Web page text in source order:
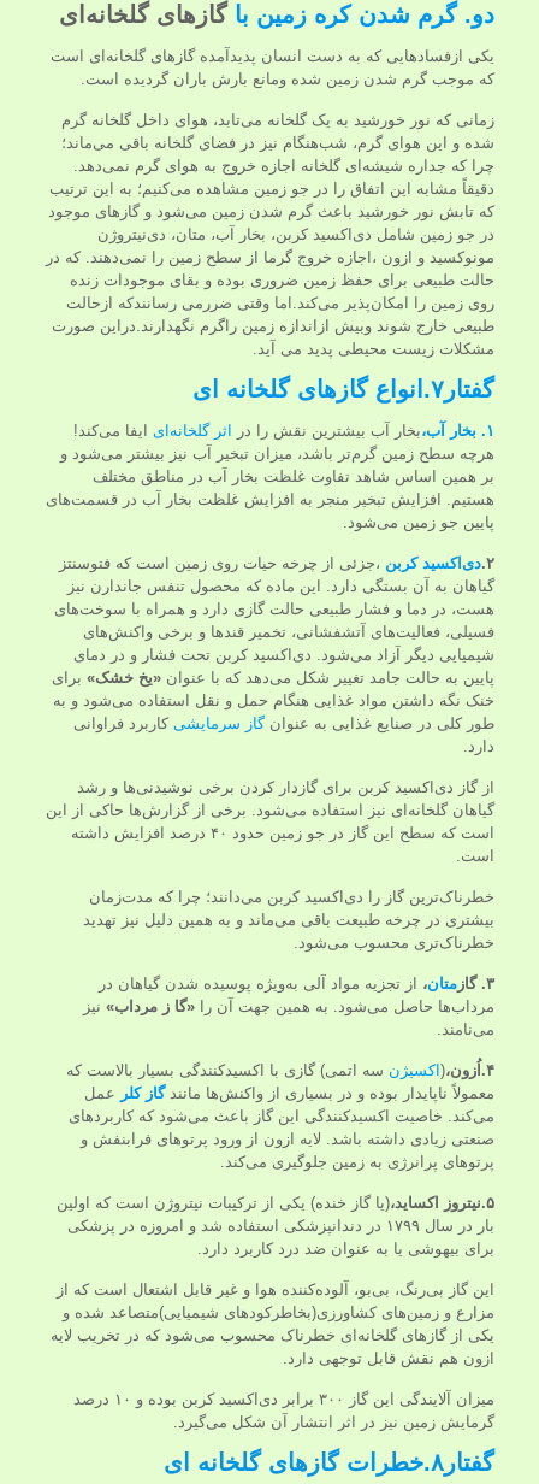
دو. گرم شدن کره زمین باگازهای گلخانه‌ای
یکی ازفسادهایی که به دست انسان پدیدآمده گازهای گلخانه‌ای است
که موجب گرم شدن زمین شده ومانع بارش باران گردیده است.
زمانی که نور خورشید به یک گلخانه می‌تابد، هوای داخل گلخانه گرم
شده و این هوای گرم، شب‌هنگام نیز در فضای گلخانه باقی می‌ماند؛
چرا که جداره شیشه‌ای گلخانه اجازه خروج به هوای گرم نمی‌دهد.
دقیقاً مشابه این اتفاق را در جو زمین مشاهده می‌کنیم؛ به این ترتیب
که تابش نور خورشید باعث گرم شدن زمین می‌شود و گازهای موجود
در جو زمین شامل دی‌اکسید کربن، بخار آب، متان، دی‌نیتروژن
مونوکسید و ازون ،اجازه خروج گرما از سطح زمین را نمی‌دهند. که در
حالت طبیعی برای حفظ زمین ضروری بوده و بقای موجودات زنده
روی زمین را امکان‌پذیر می‌کند.اما وقتی ضررمی رسانندکه ازحالت
طبیعی خارج شوند وبیش ازاندازه زمین راگرم نگهدارند.دراین صورت
مشکلات زیست محیطی پدید می آید.
گفتار۷.انواع گازهای گلخانه ای
۱. بخار آب، بخار آب بیشترین نقش را در اثر گلخانه‌ایایفا می‌کند!
هرچه سطح زمین گرم‌تر باشد، میزان تبخیر آب نیز بیشتر می‌شود و
بر همین اساس شاهد تفاوت غلظت بخار آب در مناطق مختلف
هستیم. افزایش تبخیر منجر به افزایش غلظت بخار آب در قسمت‌های
پایین جو زمین می‌شود.
۲. دی‌اکسید کربن ،جزئی از چرخه حیات روی زمین است که فتوسنتز
گیاهان به آن بستگی دارد. این ماده که محصول تنفس جاندارن نیز
هست، در دما و فشار طبیعی حالت گازی دارد و همراه با سوخت‌های
فسیلی، فعالیت‌های آتشفشانی، تخمیر قندها و برخی واکنش‌های
شیمیایی دیگر آزاد می‌شود. دی‌اکسید کربن تحت فشار و در دمای
پایین به حالت جامد تغییر شکل می‌دهد که با عنوان «یخ خشک»برای
خنک نگه داشتن مواد غذایی هنگام حمل و نقل استفاده می‌شود و به
طور کلی در صنایع غذایی به عنوانگاز سرمایشیکاربرد فراوانی
دارد.
از گاز دی‌اکسید کربن برای گازدار کردن برخی نوشیدنی‌ها و رشد
گیاهان گلخانه‌ای نیز استفاده می‌شود. برخی از گزارش‌ها حاکی از این
است که سطح این گاز در جو زمین حدود ۴۰ درصد افزایش داشته
است.
خطرناک‌ترین گاز را دی‌اکسید کربن می‌دانند؛ چرا که مدت‌زمان
بیشتری در چرخه طبیعت باقی می‌ماند و به همین دلیل نیز تهدید
خطرناک‌تری محسوب می‌شود.
۳. گاز متان، از تجزیه مواد آلی به‌ویژه پوسیده شدن گیاهان در
مرداب‌ها حاصل می‌شود. به همین جهت آن را «گا ز مرداب»نیز
می‌نامند.
۴.اُزون ،(اکسیژن سه اتمی) گازی با اکسیدکنندگی بسیار بالاست که
معمولاً ناپایدار بوده و در بسیاری از واکنش‌ها مانندگاز کلر عمل
می‌کند. خاصیت اکسیدکنندگی این گاز باعث می‌شود که کاربردهای
صنعتی زیادی داشته باشد. لایه ازون از ورود پرتوهای فرابنفش و
پرتوهای پرانرژی به زمین جلوگیری می‌کند.
۵.نیتروز اکساید ،(یا گاز خنده) یکی از ترکیبات نیتروژن است که اولین
بار در سال ۱۷۹۹ در دندانپزشکی استفاده شد و امروزه در پزشکی
برای بیهوشی یا به عنوان ضد درد کاربرد دارد.
این گاز بی‌رنگ، بی‌بو، آلوده‌کننده هوا و غیر قابل اشتعال است که از
مزارع و زمین‌های کشاورزی(بخاطرکودهای شیمیایی)متصاعد شده و
یکی از گازهای گلخانه‌ای خطرناک محسوب می‌شود که در تخریب لایه
ازون هم نقش قابل توجهی دارد.
میزان آلایندگی این گاز ۳۰۰ برابر دی‌اکسید کربن بوده و ۱۰ درصد
گرمایش زمین نیز در اثر انتشار آن شکل می‌گیرد.
گفتار۸.خطرات گازهای گلخانه ای